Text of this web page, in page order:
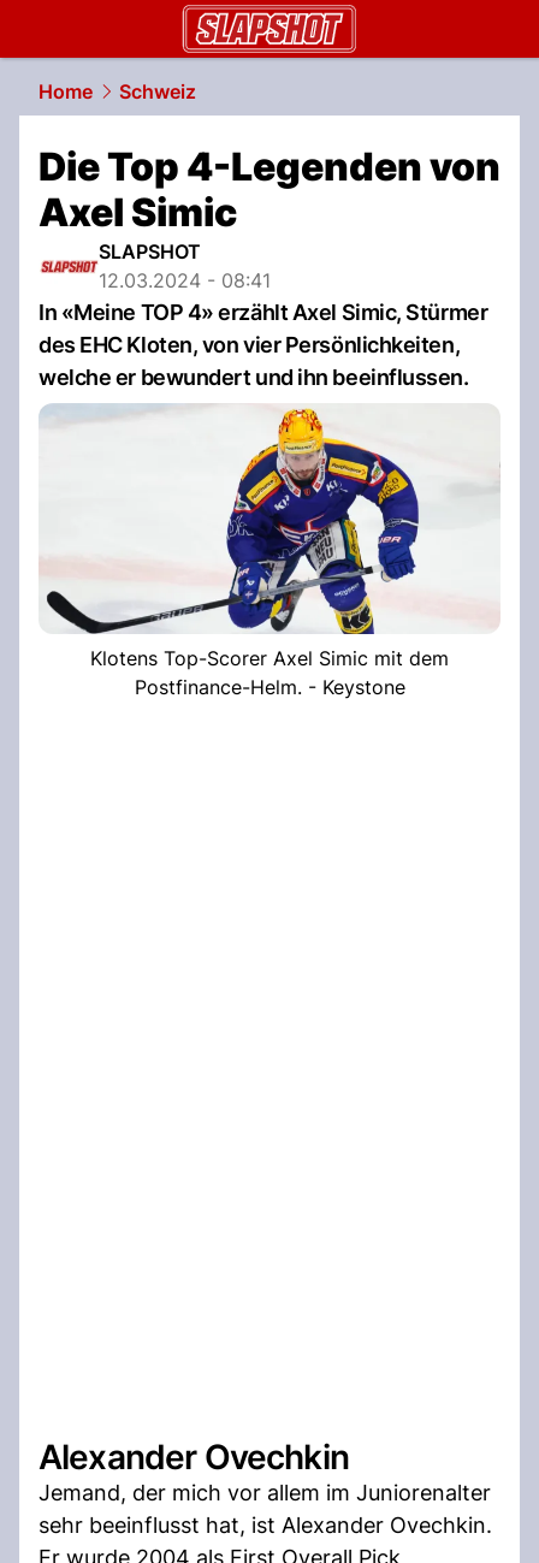
Home Schweiz
Die Top 4-Legenden von
Axel Simic
SLAPSHOT
12.03.2024 - 08:41
In «Meine TOP 4» erzählt Axel Simic, Stürmer
des EHC Kloten, von vier Persönlichkeiten,
welche er bewundert und ihn beeinflussen.
Klotens Top-Scorer Axel Simic mit dem
Postfinance-Helm. - Keystone
Alexander Ovechkin
Jemand, der mich vor allem im Juniorenalter
sehr beeinflusst hat, ist Alexander Ovechkin.
Er wurde 2004 als First Overall Pick